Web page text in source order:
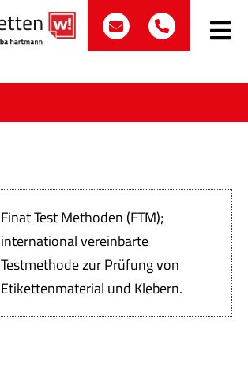
post@walker-
+49Toggle
Finat Test Methoden (FTM);
international vereinbarte
Testmethode zur Prüfung von
Etikettenmaterial und Klebern.